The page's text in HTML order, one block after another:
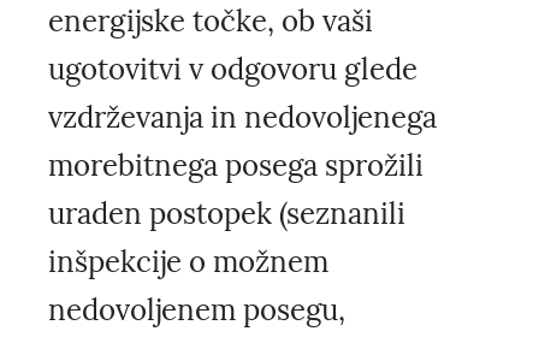
energijske točke, ob vaši
ugotovitvi v odgovoru glede
vzdrževanja in nedovoljenega
morebitnega posega sprožili
uraden postopek (seznanili
inšpekcije o možnem
nedovoljenem posegu,